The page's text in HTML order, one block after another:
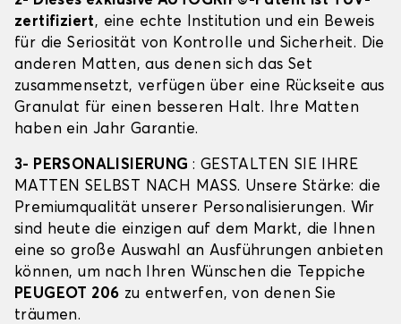
zertifiziert, eine echte Institution und ein Beweis
für die Seriosität von Kontrolle und Sicherheit. Die
anderen Matten, aus denen sich das Set
zusammensetzt, verfügen über eine Rückseite aus
Granulat für einen besseren Halt. Ihre Matten
haben ein Jahr Garantie.
3- PERSONALISIERUNG : GESTALTEN SIE IHRE
MATTEN SELBST NACH MASS. Unsere Stärke: die
Premiumqualität unserer Personalisierungen. Wir
sind heute die einzigen auf dem Markt, die Ihnen
eine so große Auswahl an Ausführungen anbieten
können, um nach Ihren Wünschen die Teppiche
PEUGEOT 206 zu entwerfen, von denen Sie
träumen.